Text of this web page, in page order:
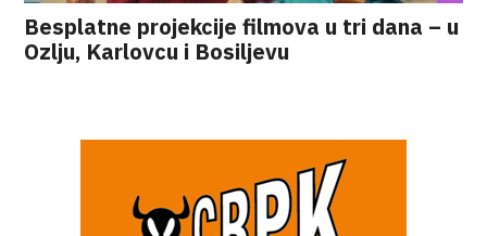
Besplatne projekcije filmova u tri dana – u
Ozlju, Karlovcu i Bosiljevu